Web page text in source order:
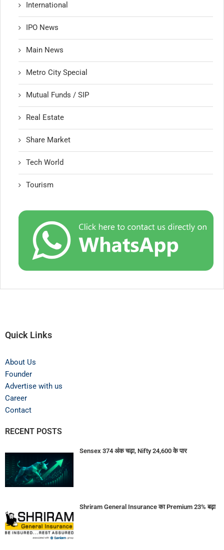
International
IPO News
Main News
Metro City Special
Mutual Funds / SIP
Real Estate
Share Market
Tech World
Tourism
Quick Links
About Us
Founder
Advertise with us
Career
Contact
RECENT POSTS
Sensex 374 अंक चढ़ा, Nifty 24,600 के पार
Shriram General Insurance का Premium 23% बढ़ा